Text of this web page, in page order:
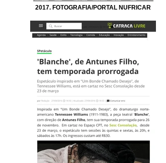
2017. FOTOGRAFIA/PORTAL NUFRICAR